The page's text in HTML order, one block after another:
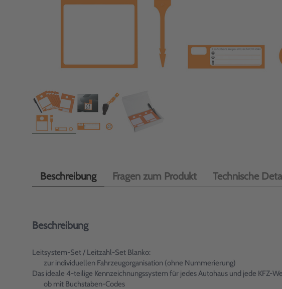
Beschreibung Fragen zum Produkt Technische
Beschreibung
Leitsystem-Set / Leitzahl-Set Blanko:
zur individuellen Fahrzeugorganisation (ohne Nummerierung)
Das ideale 4-teilige Kennzeichnungssystem für jedes Autohaus und jede KFZ-
ob mit Buchstaben-Codes